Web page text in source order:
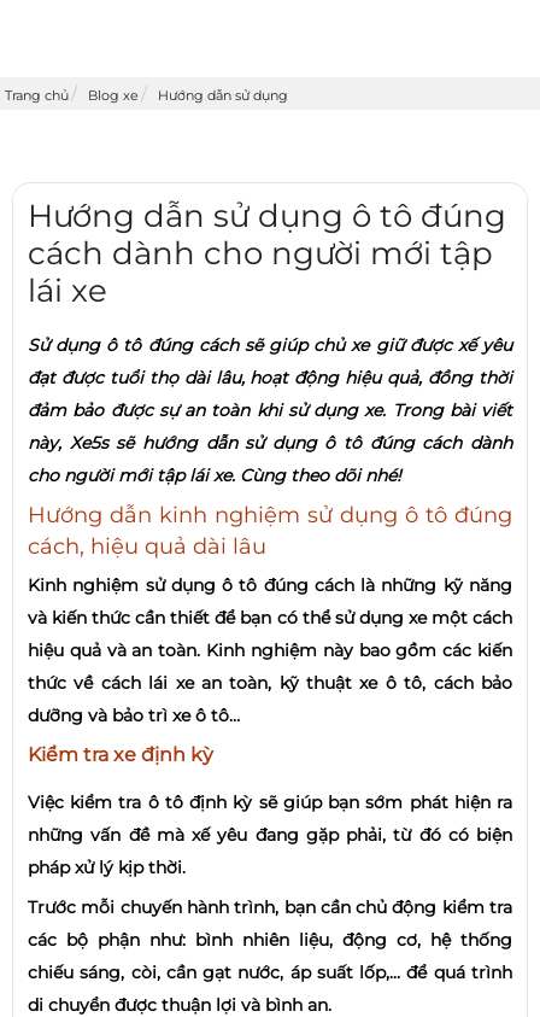
Trang chủ Blog xe Hướng dẫn sử dụng
Hướng dẫn sử dụng ô tô đúng
cách dành cho người mới tập
lái xe
Sử dụng ô tô đúng cách sẽ giúp chủ xe giữ được xế yêu
đạt được tuổi thọ dài lâu, hoạt động hiệu quả, đồng thời
đảm bảo được sự an toàn khi sử dụng xe. Trong bài viết
này, Xe5s sẽ hướng dẫn sử dụng ô tô đúng cách dành
cho người mới tập lái xe. Cùng theo dõi nhé!
Hướng dẫn kinh nghiệm sử dụng ô tô đúng
cách, hiệu quả dài lâu
Kinh nghiệm sử dụng ô tô đúng cách là những kỹ năng
và kiến thức cần thiết để bạn có thể sử dụng xe một cách
hiệu quả và an toàn. Kinh nghiệm này bao gồm các kiến
thức về cách lái xe an toàn, kỹ thuật xe ô tô, cách bảo
dưỡng và bảo trì xe ô tô…
Kiểm tra xe định kỳ
Việc kiểm tra ô tô định kỳ sẽ giúp bạn sớm phát hiện ra
những vấn đề mà xế yêu đang gặp phải, từ đó có biện
pháp xử lý kịp thời.
Trước mỗi chuyến hành trình, bạn cần chủ động kiểm tra
các bộ phận như: bình nhiên liệu, động cơ, hệ thống
chiếu sáng, còi, cần gạt nước, áp suất lốp,... để quá trình
di chuyển được thuận lợi và bình an.